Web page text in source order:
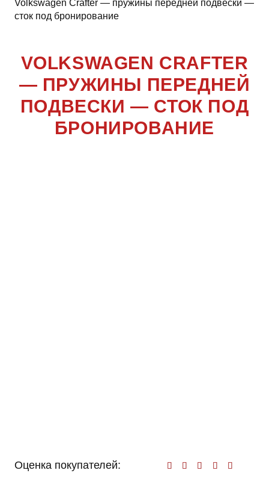
Volkswagen Crafter — пружины передней подвески —
сток под бронирование
VOLKSWAGEN CRAFTER
— ПРУЖИНЫ ПЕРЕДНЕЙ
ПОДВЕСКИ — СТОК ПОД
БРОНИРОВАНИЕ
Оценка покупателей: